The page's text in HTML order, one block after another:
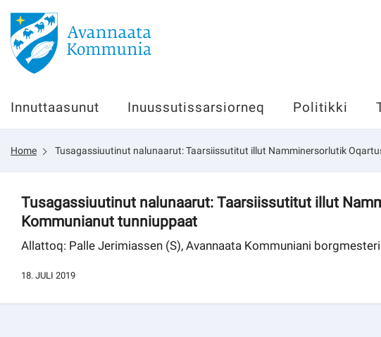
Innuttaasunut
Inuussutissarsiorneq
Politikki
Tassaarsuaq
Innuttaasunut Inuussutissarsiorneq Politikki
Home Tusagassiuutinut nalunaarut: Taarsiissutitut illut Namminersorlutik
Tusagassiuutinut nalunaarut: Taarsiissutitut illut
Kommunianut tunniuppaat
Allattoq: Palle Jerimiassen (S), Avannaata Kommuniani borgmesteri
18. JULI 2019